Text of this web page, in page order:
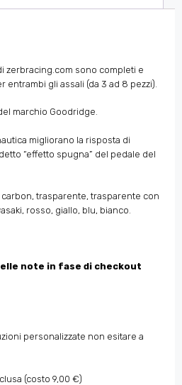
zerbracing.com sono completi e
gli assali (da 3 ad 8 pezzi).
marchio Goodridge.
migliorano la risposta di
“effetto spugna” del pedale del
trasparente, trasparente con
rosso, giallo, blu, bianco.
note in fase di checkout
personalizzate non esitare a
(costo 9,00 €)